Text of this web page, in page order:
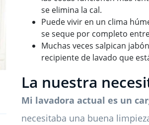
se elimina la cal.
Puede vivir en un clima
se seque por completo
Muchas veces salpican
recipiente de lavado que
La nuestra
Mi lavadora actual es un
necesitaba una buena